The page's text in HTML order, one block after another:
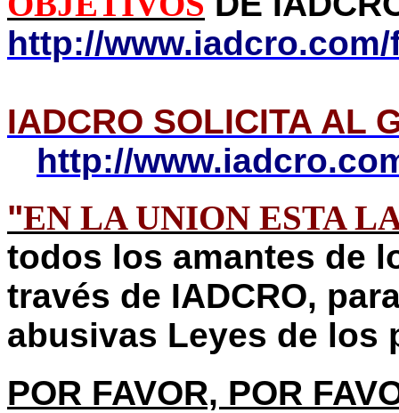
http://
IADCRO SOLICITA AL
http://
"EN LA UNION ESTA
todos los amantes de
través de IADCRO,
abusivas Leyes de los
POR FAVOR, POR